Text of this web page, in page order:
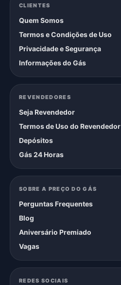
CLIENTES
Quem Somos
Termos e Condições de Uso
Privacidade e Segurança
Informações do Gás
REVENDEDORES
Seja Revendedor
Termos de Uso do Revendedor
Depósitos
Gás 24 Horas
SOBRE A PREÇO DO GÁS
Perguntas Frequentes
Blog
Aniversário Premiado
Vagas
REDES SOCIAIS